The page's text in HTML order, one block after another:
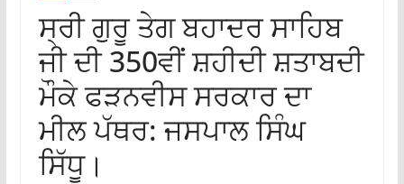
ਸ੍ਰੀ ਗੁਰੂ ਤੇਗ ਬਹਾਦਰ ਸਾਹਿਬ
ਜੀ ਦੀ 350ਵੀਂ ਸ਼ਹੀਦੀ ਸ਼ਤਾਬਦੀ
ਮੌਕੇ ਫੜਨਵੀਸ ਸਰਕਾਰ ਦਾ
ਮੀਲ ਪੱਥਰ: ਜਸਪਾਲ ਸਿੰਘ
ਸਿੱਧੂ।